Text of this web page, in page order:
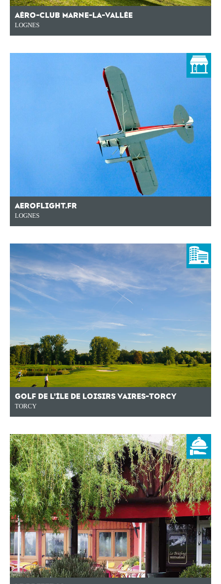
AÉRO-CLUB MARNE-LA-VALLÉE
LOGNES
AEROFLIGHT.FR
LOGNES
GOLF DE L'ÎLE DE LOISIRS VAIRES-TORCY
TORCY